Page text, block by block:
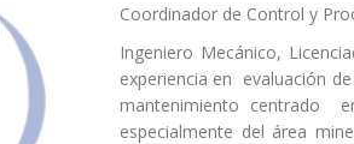
Coordinador de Control y
Ingeniero Mecánico,
experiencia en evaluación
mantenimiento centrado
especialmente del área